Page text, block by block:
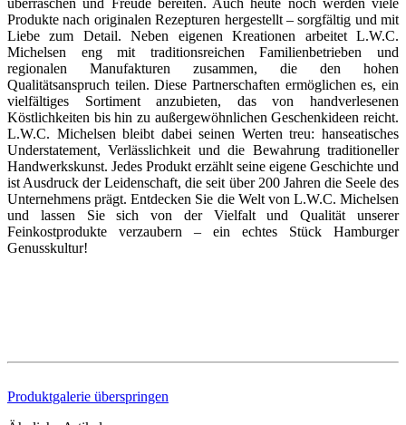
überraschen und Freude bereiten. Auch heute noch werden viele
Produkte nach originalen Rezepturen hergestellt – sorgfältig und mit
Liebe zum Detail. Neben eigenen Kreationen arbeitet L.W.C.
Michelsen eng mit traditionsreichen Familienbetrieben und
regionalen Manufakturen zusammen, die den hohen
Qualitätsanspruch teilen. Diese Partnerschaften ermöglichen es, ein
vielfältiges Sortiment anzubieten, das von handverlesenen
Köstlichkeiten bis hin zu außergewöhnlichen Geschenkideen reicht.
L.W.C. Michelsen bleibt dabei seinen Werten treu: hanseatisches
Understatement, Verlässlichkeit und die Bewahrung traditioneller
Handwerkskunst. Jedes Produkt erzählt seine eigene Geschichte und
ist Ausdruck der Leidenschaft, die seit über 200 Jahren die Seele des
Unternehmens prägt. Entdecken Sie die Welt von L.W.C. Michelsen
und lassen Sie sich von der Vielfalt und Qualität unserer
Feinkostprodukte verzaubern – ein echtes Stück Hamburger
Genusskultur!
Produktgalerie überspringen